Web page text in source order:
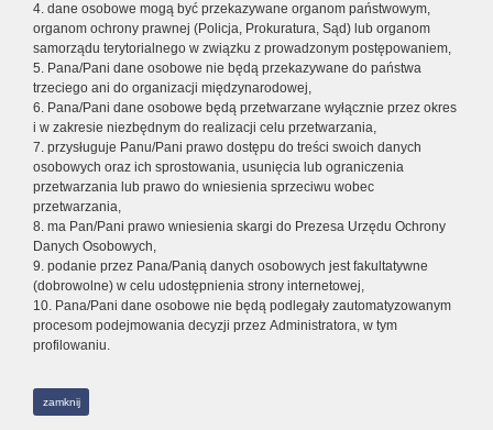
4. dane osobowe mogą być przekazywane organom państwowym,
organom ochrony prawnej (Policja, Prokuratura, Sąd) lub organom
samorządu terytorialnego w związku z prowadzonym postępowaniem,
5. Pana/Pani dane osobowe nie będą przekazywane do państwa
trzeciego ani do organizacji międzynarodowej,
6. Pana/Pani dane osobowe będą przetwarzane wyłącznie przez okres
i w zakresie niezbędnym do realizacji celu przetwarzania,
7. przysługuje Panu/Pani prawo dostępu do treści swoich danych
osobowych oraz ich sprostowania, usunięcia lub ograniczenia
przetwarzania lub prawo do wniesienia sprzeciwu wobec
przetwarzania,
8. ma Pan/Pani prawo wniesienia skargi do Prezesa Urzędu Ochrony
Danych Osobowych,
9. podanie przez Pana/Panią danych osobowych jest fakultatywne
(dobrowolne) w celu udostępnienia strony internetowej,
10. Pana/Pani dane osobowe nie będą podlegały zautomatyzowanym
procesom podejmowania decyzji przez Administratora, w tym
profilowaniu.
zamknij